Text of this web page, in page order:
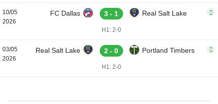
10/05
2026
FC Dallas 3 - 1 Real Salt Lake
H1: 2-0
03/05
2026
Real Salt Lake 2 - 0 Portland Timbers
H1: 2-0